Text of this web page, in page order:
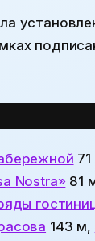
Nostra»81
143 м,